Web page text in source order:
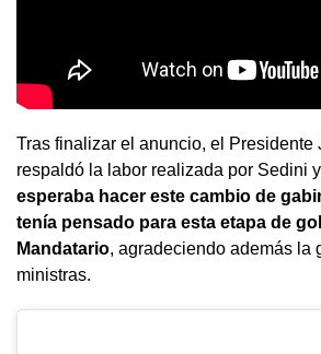
Tras finalizar el anuncio, el Presidente
respaldó la labor realizada por Sedini
esperaba hacer este cambio de
tenía pensado para esta etapa de
Mandatario, agradeciendo además la
ministras.